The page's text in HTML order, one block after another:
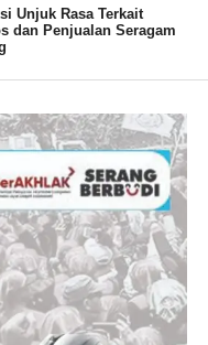
daripada
Unjuk Rasa Terkait
dan Penjualan Seragam